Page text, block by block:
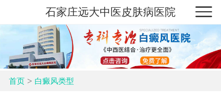
石家庄远大中医皮肤病医院
首页> 白癜风类型